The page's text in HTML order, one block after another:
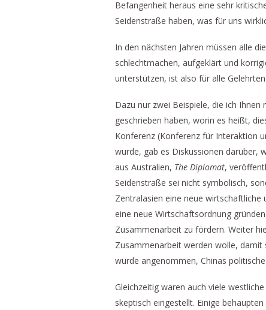
Befangenheit heraus eine sehr
Seidenstraße haben, was für uns
In den nächsten Jahren müssen alle
schlechtmachen, aufgeklärt und
unterstützen, ist also für alle
Dazu nur zwei Beispiele, die ich
geschrieben haben, worin es heißt,
Konferenz (Konferenz für Interaktion
wurde, gab es Diskussionen darüber,
aus Australien, The Diplomat,
Seidenstraße sei nicht symbolisch,
Zentralasien eine neue
eine neue Wirtschaftsordnung
Zusammenarbeit zu fördern. Weiter
Zusammenarbeit werden wolle,
wurde angenommen, Chinas
Gleichzeitig waren auch viele
skeptisch eingestellt. Einige